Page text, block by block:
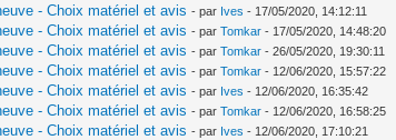
- Choix matériel et avis - par Ives - 17/05/2020, 14:12:11
- Choix matériel et avis - parTomkar - 17/05/2020, 14:48:20
- Choix matériel et avis - parTomkar - 26/05/2020, 19:30:11
- Choix matériel et avis - parTomkar - 12/06/2020, 15:57:22
- Choix matériel et avis - par Ives - 12/06/2020, 16:35:42
- Choix matériel et avis - parTomkar - 12/06/2020, 16:58:25
- Choix matériel et avis - par Ives - 12/06/2020, 17:10:21